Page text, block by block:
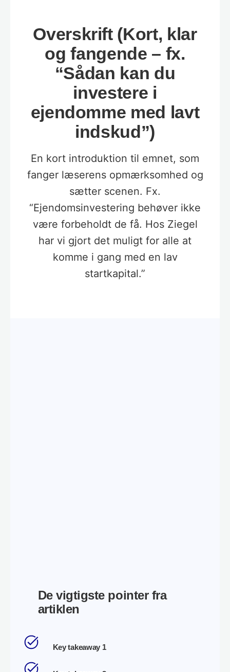
Overskrift (Kort, klar
og fangende – fx.
“Sådan kan du
investere i
ejendomme med lavt
indskud”)
En kort introduktion til emnet, som
fanger læserens opmærksomhed og
sætter scenen. Fx.
“Ejendomsinvestering behøver ikke
være forbeholdt de få. Hos Ziegel
har vi gjort det muligt for alle at
komme i gang med en lav
startkapital.”
De vigtigste pointer fra
artiklen
Key takeaway 1